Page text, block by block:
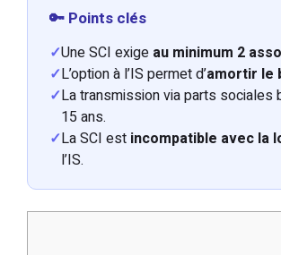
🔑 Points clés
✓Une SCI exige au minimum 2
✓L’option à l’IS permet d’amortir le
✓La transmission via parts sociales
15 ans.
✓La SCI est incompatible avec la
l’IS.